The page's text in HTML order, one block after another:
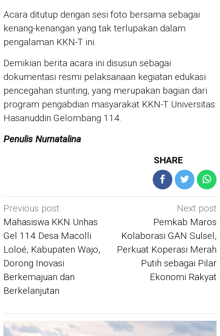
Acara ditutup dengan sesi foto bersama sebagai
kenang-kenangan yang tak terlupakan dalam
pengalaman KKN-T ini.
Demikian berita acara ini disusun sebagai
dokumentasi resmi pelaksanaan kegiatan edukasi
pencegahan stunting, yang merupakan bagian dari
program pengabdian masyarakat KKN-T Universitas
Hasanuddin Gelombang 114.
Penulis Nurnatalina
SHARE
Post
navigation
Previous post
Mahasiswa KKN Unhas
Gel 114 Desa Macolli
Loloé, Kabupaten Wajo,
Dorong Inovasi
Berkemajuan dan
Berkelanjutan
Next post
Pemkab Maros
Kolaborasi GAN Sulsel,
Perkuat Koperasi Merah
Putih sebagai Pilar
Ekonomi Rakyat